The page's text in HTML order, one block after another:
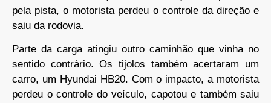
pela pista, o motorista perdeu o controle da direção e
saiu da rodovia.
Parte da carga atingiu outro caminhão que vinha no
sentido contrário. Os tijolos também acertaram um
carro, um Hyundai HB20. Com o impacto, a motorista
perdeu o controle do veículo, capotou e também saiu